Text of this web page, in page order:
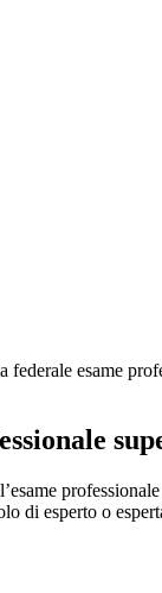
federale esame
di esperto o